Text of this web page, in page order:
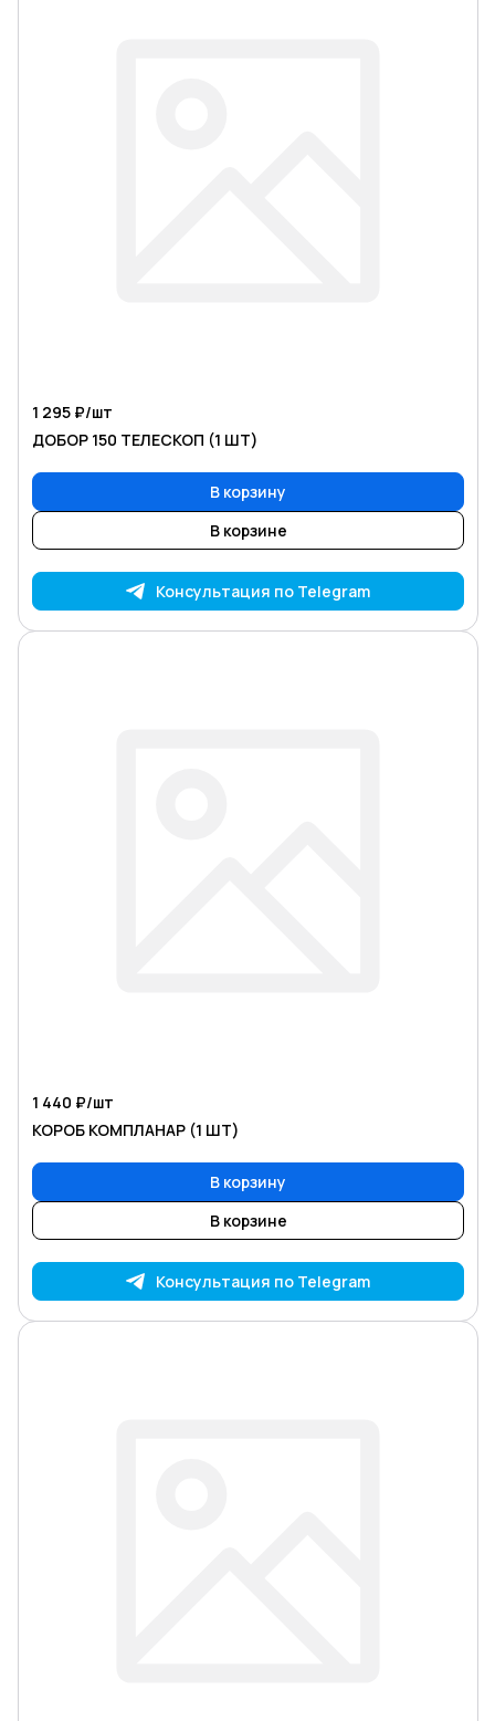
1 295 ₽/шт
ДОБОР 150 ТЕЛЕСКОП (1 ШТ)
В корзину
В корзине
Консультация по Telegram
1 440 ₽/шт
КОРОБ КОМПЛАНАР (1 ШТ)
В корзину
В корзине
Консультация по Telegram